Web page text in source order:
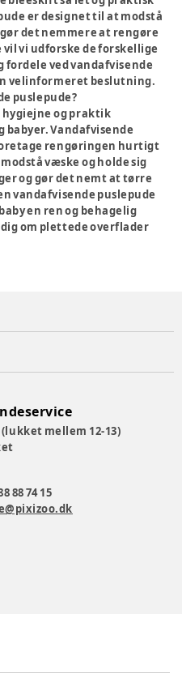
er designet til at modstå
det nemmere at rengøre
vi udforske de forskellige
ved vandafvisende
velinformeret beslutning.
puslepude?
og praktik
Vandafvisende
rengøringen hurtigt
væske og holde sig
og gør det nemt at tørre
vandafvisende puslepude
en ren og behagelig
om plettede overflader
(lukket mellem 12-13)
88 74 15